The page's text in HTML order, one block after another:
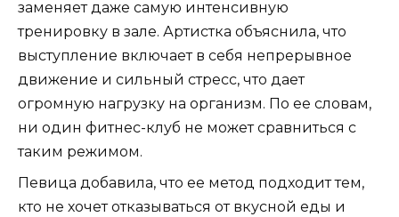
заменяет даже самую интенсивную
тренировку в зале. Артистка объяснила, что
выступление включает в себя непрерывное
движение и сильный стресс, что дает
огромную нагрузку на организм. По ее словам,
ни один фитнес-клуб не может сравниться с
таким режимом.
Певица добавила, что ее метод подходит тем,
кто не хочет отказываться от вкусной еды и